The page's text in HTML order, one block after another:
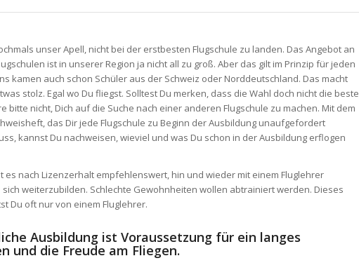
unser Apell, nicht bei der erstbesten Flugschule zu landen. Das Angebot an
ist in unserer Region ja nicht all zu groß. Aber das gilt im Prinzip für jeden
kamen auch schon Schüler aus der Schweiz oder Norddeutschland. Das macht
stolz. Egal wo Du fliegst. Solltest Du merken, dass die Wahl doch nicht die beste
bitte nicht, Dich auf die Suche nach einer anderen Flugschule zu machen. Mit dem
das Dir jede Flugschule zu Beginn der Ausbildung unaufgefordert
kannst Du nachweisen, wieviel und was Du schon in der Ausbildung erflogen
es nach Lizenzerhalt empfehlenswert, hin und wieder mit einem Fluglehrer
weiterzubilden. Schlechte Gewohnheiten wollen abtrainiert werden. Dieses
Du oft nur von einem Fluglehrer.
Ausbildung ist Voraussetzung für ein langes
und die Freude am Fliegen.